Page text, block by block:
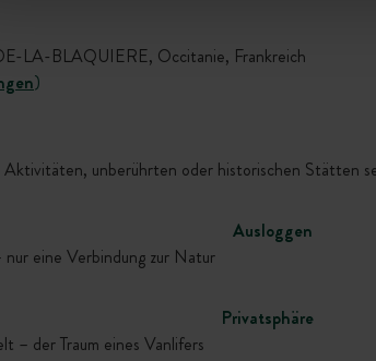
LA-BLAQUIERE, Occitanie, Frankreich
)
unberührten oder historischen Stätten
Ausloggen
eine Verbindung zur Natur
Privatsphäre
– der Traum eines Vanlifers